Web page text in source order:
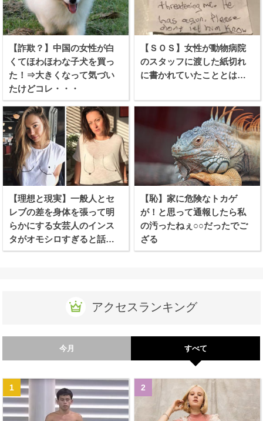
【詐欺？】中国の女性が白
くてほわほわな子犬を買っ
た！⇒大きくなって気づい
たけどコレ・・・
【ＳＯＳ】女性が動物病院
のスタッフに渡した紙切れ
に書かれていたこととは…
【理想と現実】一般人とセ
レブの差を身体を張って明
らかにする女芸人のインス
タがオモシロすぎると話題
に！
【恥】家に危険なトカゲ
が！と思って通報したら私
の汚ったねぇ○○だったでご
ざる
アクセスランキング
今月 すべて